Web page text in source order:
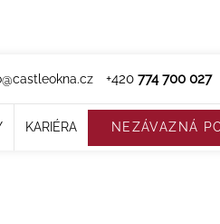
+420 774 700 027
KARIÉRA NEZÁVAZNÁ